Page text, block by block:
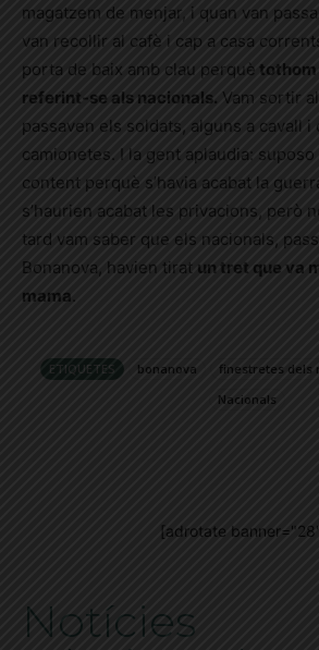
magatzem de menjar, i quan van
van recollir al cafè i cap a casa
porta de baix amb clau perquè tothom
referint-se als nacionals. Vam sortir
passaven els soldats, alguns a cavall i
camionetes. I la gent aplaudia:
content perquè s’havia acabat la
s’haurien acabat les privacions, però
tard vam saber que els nacionals,
Bonanova, havien tirat un tret que va
mama.
ETIQUETES bonanova finestretes dels
Nacionals
[adrotate
Notícies